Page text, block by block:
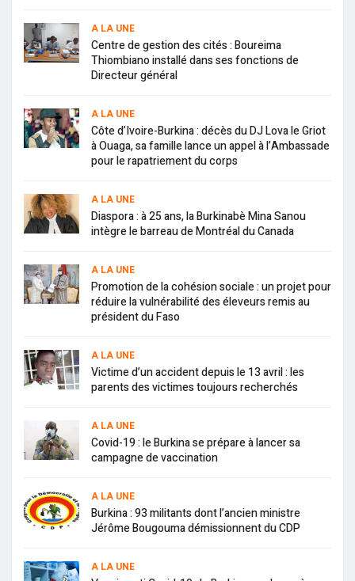
A LA UNE
Centre de gestion des cités : Boureima
Thiombiano installé dans ses fonctions de
Directeur général
A LA UNE
Côte d’Ivoire-Burkina : décès du DJ Lova le Griot
à Ouaga, sa famille lance un appel à l’Ambassade
pour le rapatriement du corps
A LA UNE
Diaspora : à 25 ans, la Burkinabè Mina Sanou
intègre le barreau de Montréal du Canada
A LA UNE
Promotion de la cohésion sociale : un projet pour
réduire la vulnérabilité des éleveurs remis au
président du Faso
A LA UNE
Victime d’un accident depuis le 13 avril : les
parents des victimes toujours recherchés
A LA UNE
Covid-19 : le Burkina se prépare à lancer sa
campagne de vaccination
A LA UNE
Burkina : 93 militants dont l’ancien ministre
Jérôme Bougouma démissionnent du CDP
A LA UNE